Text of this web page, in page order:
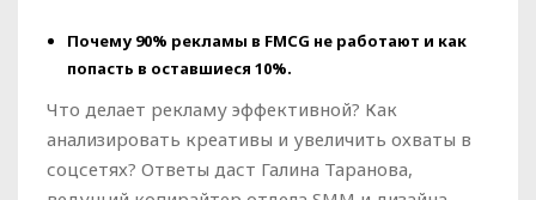
Почему 90% рекламы в FMCG не работают и как
попасть в оставшиеся 10%.
Что делает рекламу эффективной? Как
анализировать креативы и увеличить охваты в
соцсетях? Ответы даст Галина Таранова,